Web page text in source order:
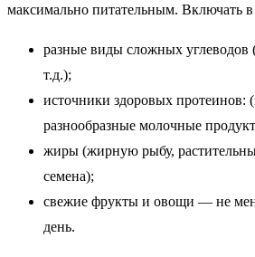
максимально питательным. Включать в
разные виды сложных
т.д.);
источники здоровых протеинов:
разнообразные молочные
жиры (жирную рыбу,
семена);
свежие фрукты и овощи — не
день.